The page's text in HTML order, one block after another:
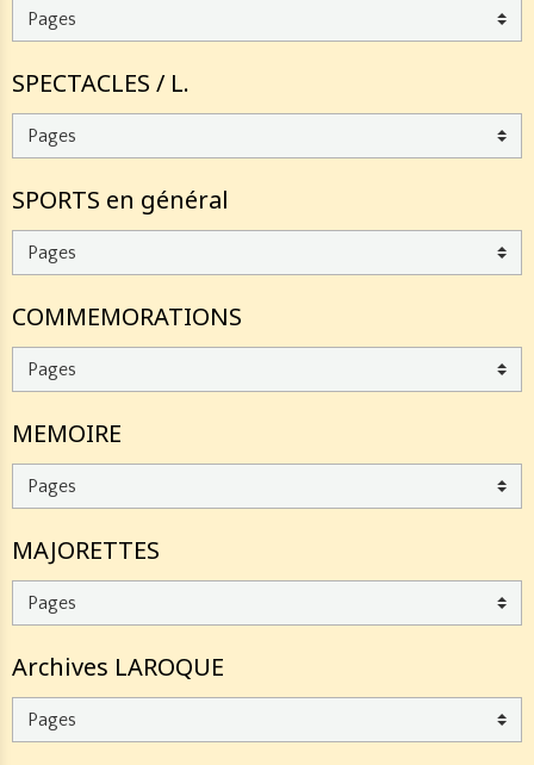
SPECTACLES / L.
SPORTS en général
COMMEMORATIONS
MEMOIRE
MAJORETTES
Archives LAROQUE